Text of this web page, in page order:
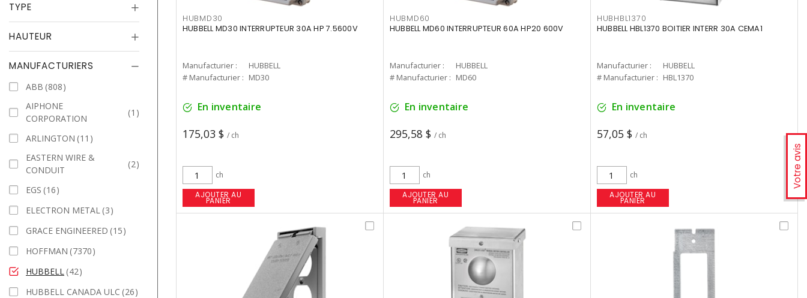
Votre avis
TYPE
HAUTEUR
MANUFACTURIERS
ABB 808
AIPHONE
CORPORATION
1
ARLINGTON 11
EASTERN WIRE &
CONDUIT
2
EGS 16
ELECTRON METAL
3
GRACE ENGINEERED 15
HOFFMAN 7370
HUBBELL
42
HUBBELL CANADA ULC 26
HUBMD30
HUBBELL MD30 INTERRUPTEUR 30A HP 7.5600V
Manufacturier :
HUBBELL
# Manufacturier : MD30
En inventaire
175,03 $ / ch
ch
AJOUTER AU
PANIER
HUBMD60
HUBBELL MD60 INTERRUPTEUR 60A HP20 600V
Manufacturier :
HUBBELL
# Manufacturier : MD60
En inventaire
295,58 $ / ch
ch
AJOUTER AU
PANIER
HUBHBL1370
HUBBELL HBL1370 BOITIER INTERR 30A CEMA1
Manufacturier :
HUBBELL
# Manufacturier : HBL1370
En inventaire
57,05 $ / ch
ch
AJOUTER AU
PANIER